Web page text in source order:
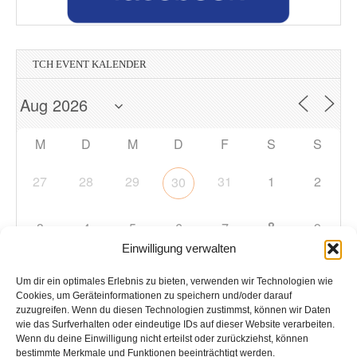
Einwilligung verwalten
Um dir ein optimales Erlebnis zu bieten, verwenden wir Technologien wie
Cookies, um Geräteinformationen zu speichern und/oder darauf
zuzugreifen. Wenn du diesen Technologien zustimmst, können wir Daten
wie das Surfverhalten oder eindeutige IDs auf dieser Website verarbeiten.
Wenn du deine Einwilligung nicht erteilst oder zurückziehst, können
bestimmte Merkmale und Funktionen beeinträchtigt werden.
TCH EVENT KALENDER
M D M D F S S
27 28 29 30 31 1 2
3 4 5 6 7 8 9
10 11 12 13 14 15
17 18 19 20 21 22 23